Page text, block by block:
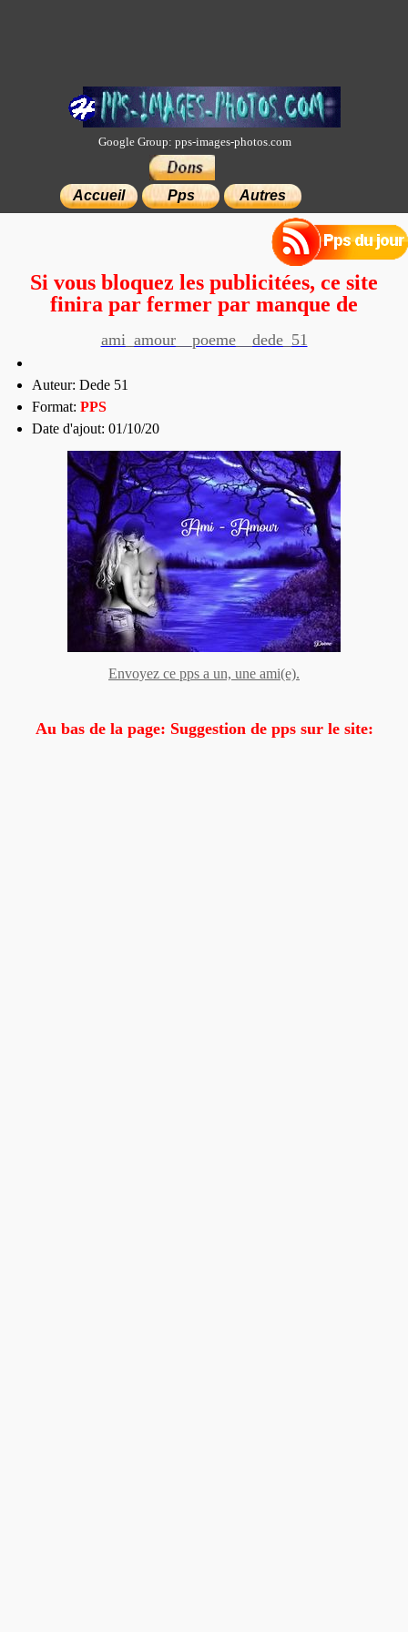
Accueil Pps Autres
Google Group: pps-images-photos.com
×
Si vous bloquez les publicitées, ce site
finira par fermer par manque de
ami_amour__poeme__dede_51
Auteur: Dede 51
Format: PPS
Date d'ajout: 01/10/20
Envoyez ce pps a un, une ami(e).
Au bas de la page: Suggestion de pps sur le site: